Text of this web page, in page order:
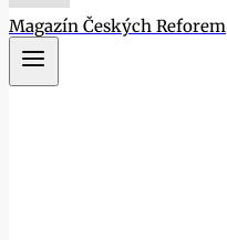
Magazín Českých Reforem